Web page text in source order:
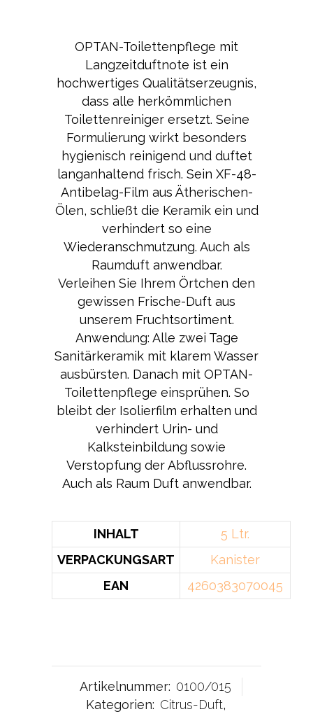
OPTAN-Toilettenpflege mit
Langzeitduftnote ist ein
hochwertiges Qualitätserzeugnis,
dass alle herkömmlichen
Toilettenreiniger ersetzt. Seine
Formulierung wirkt besonders
hygienisch reinigend und duftet
langanhaltend frisch. Sein XF-48-
Antibelag-Film aus Ätherischen-
Ölen, schließt die Keramik ein und
verhindert so eine
Wiederanschmutzung. Auch als
Raumduft anwendbar.
Verleihen Sie Ihrem Örtchen den
gewissen Frische-Duft aus
unserem Fruchtsortiment.
Anwendung: Alle zwei Tage
Sanitärkeramik mit klarem Wasser
ausbürsten. Danach mit OPTAN-
Toilettenpflege einsprühen. So
bleibt der Isolierfilm erhalten und
verhindert Urin- und
Kalksteinbildung sowie
Verstopfung der Abflussrohre.
Auch als Raum Duft anwendbar.
INHALT
5 Ltr.
VERPACKUNGSART
Kanister
EAN
4260383070045
Artikelnummer: 0100/015
Kategorien: Citrus-Duft,